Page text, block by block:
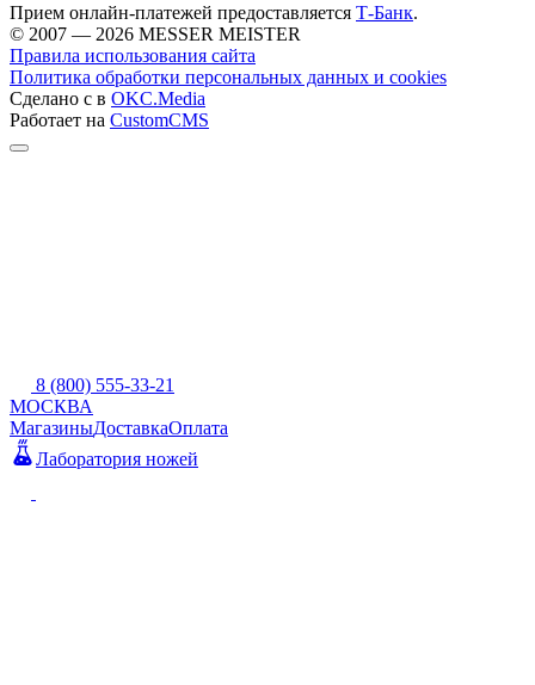
Прием онлайн-платежей предоставляется Т-Банк.
© 2007 — 2026 MESSER MEISTER
Правила использования сайта
Политика обработки персональных данных и cookies
Сделано с в OKC.Media
Работает на CustomCMS
8 (800) 555-33-21
МОСКВА
МагазиныДоставкаОплата
Лаборатория ножей